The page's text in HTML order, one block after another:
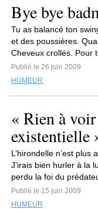
Bye bye
Tu as balancé ton
et des poussières.
Cheveux crollés. Pour
Publié le 26 juin 2009
HUMEUR
« Rien à
existentielle
L’hirondelle n’est plus
J’irais bien hurler à la
perdu la foi du
Publié le 15 juin 2009
HUMEUR